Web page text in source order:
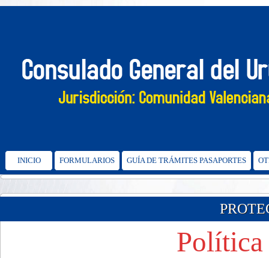
INICIO FORMULARIOS GUÍA DE TRÁMITES PASAPORTES